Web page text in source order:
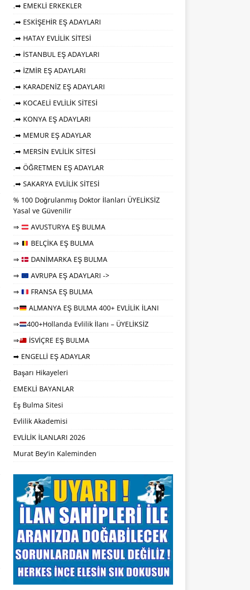
.➡ EMEKLİ ERKEKLER
.➡ ESKİŞEHİR EŞ ADAYLARI
.➡ HATAY EVLİLİK SİTESİ
.➡ İSTANBUL EŞ ADAYLARI
.➡ İZMİR EŞ ADAYLARI
.➡ KARADENİZ EŞ ADAYLARI
.➡ KOCAELİ EVLİLİK SİTESİ
.➡ KONYA EŞ ADAYLARI
.➡ MEMUR EŞ ADAYLAR
.➡ MERSİN EVLİLİK SİTESİ
.➡ ÖĞRETMEN EŞ ADAYLAR
.➡ SAKARYA EVLİLİK SİTESİ
% 100 Doğrulanmış Doktor İlanları ÜYELİKSİZ
Yasal ve Güvenilir
⇒
AVUSTURYA EŞ BULMA
⇒
BELÇİKA EŞ BULMA
⇒
DANİMARKA EŞ BULMA
⇒
AVRUPA EŞ ADAYLARI ->
⇒
FRANSA EŞ BULMA
⇒
ALMANYA EŞ BULMA 400+ EVLİLİK İLANI
⇒
400+Hollanda Evlilik İlanı – ÜYELİKSİZ
⇒
İSVİÇRE EŞ BULMA
➡ ENGELLİ EŞ ADAYLAR
Başarı Hikayeleri
EMEKLİ BAYANLAR
Eş Bulma Sitesi
Evlilik Akademisi
EVLİLİK İLANLARI 2026
Murat Bey'in Kaleminden